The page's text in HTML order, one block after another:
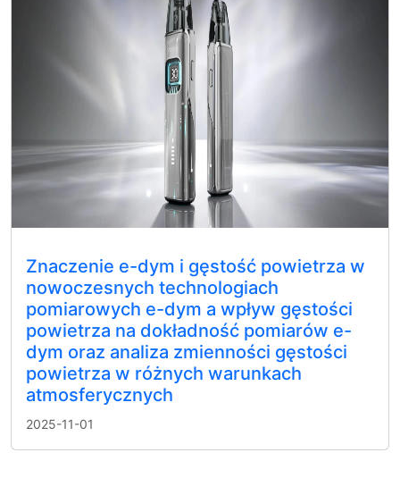
Znaczenie e-dym i gęstość powietrza w
nowoczesnych technologiach
pomiarowych e-dym a wpływ gęstości
powietrza na dokładność pomiarów e-
dym oraz analiza zmienności gęstości
powietrza w różnych warunkach
atmosferycznych
2025-11-01